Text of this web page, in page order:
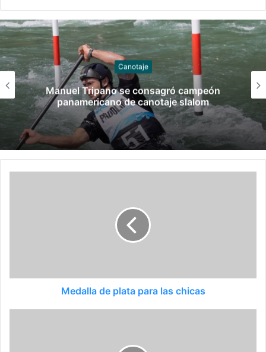
i
e
r
Canotaje
Manuel Tripano se consagró campeón
panamericano de canotaje slalom
Medalla de plata para las chicas